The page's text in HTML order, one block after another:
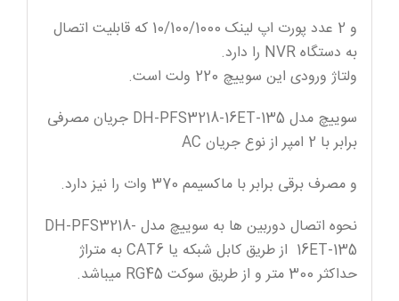
و 2 عدد پورت اپ لینک 10/100/1000 که قابلیت اتصال
به دستگاه NVR را دارد.
ولتاژ ورودی این سوییچ 220 ولت است.
سوییچ مدل DH-PFS3218-16ET-135 جریان مصرفی
برابر با 2 امپر از نوع جریان AC
و مصرف برقی برابر با ماکسیمم 370 وات را نیز دارد.
نحوه اتصال دوربین ها به سوییچ مدل DH-PFS3218-
16ET-135 از طریق کابل شبکه یا CAT6 به متراژ
حداکثر 300 متر و از طریق سوکت RG45 میباشد.